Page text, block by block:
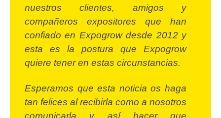
nuestros clientes, amigos y
compañeros expositores que han
confiado en Expogrow desde 2012 y
esta es la postura que Expogrow
quiere tener en estas circunstancias.
Esperamos que esta noticia os haga
tan felices al recibirla como a nosotros
comunicarla y así hacer que